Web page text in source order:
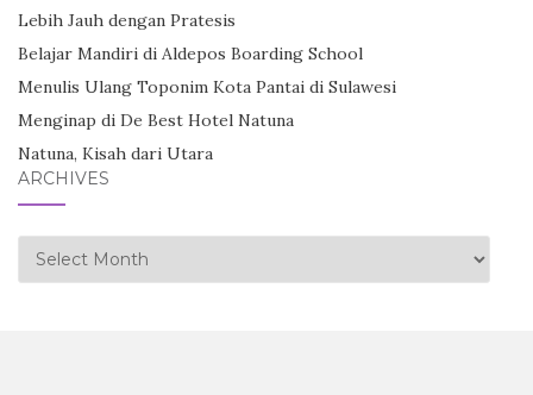
Lebih Jauh dengan Pratesis
Belajar Mandiri di Aldepos Boarding School
Menulis Ulang Toponim Kota Pantai di Sulawesi
Menginap di De Best Hotel Natuna
Natuna, Kisah dari Utara
ARCHIVES
Archives